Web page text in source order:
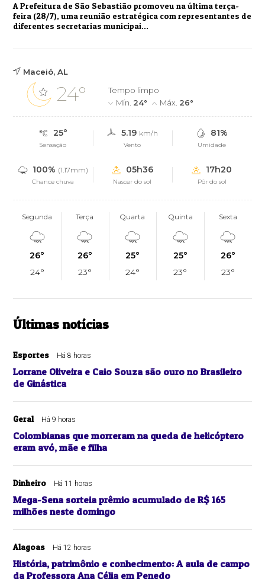
A Prefeitura de São Sebastião promoveu na última terça-
feira (28/7), uma reunião estratégica com representantes de
diferentes secretarias municipai...
Maceió, AL
24°
Tempo limpo
Mín. 24° Máx. 26°
25°
Sensação
5.19 km/h
Vento
81%
Umidade
100% (1.17mm)
Chance chuva
05h36
Nascer do sol
17h20
Pôr do sol
Segunda
26°
24°
Terça
26°
23°
Quarta
25°
24°
Quinta
25°
23°
Sexta
26°
23°
Últimas notícias
Esportes Há 8 horas
Lorrane Oliveira e Caio Souza são ouro no Brasileiro
de Ginástica
Geral Há 9 horas
Colombianas que morreram na queda de helicóptero
eram avó, mãe e filha
Dinheiro Há 11 horas
Mega-Sena sorteia prêmio acumulado de R$ 165
milhões neste domingo
Alagoas Há 12 horas
História, patrimônio e conhecimento: A aula de campo
da Professora Ana Célia em Penedo